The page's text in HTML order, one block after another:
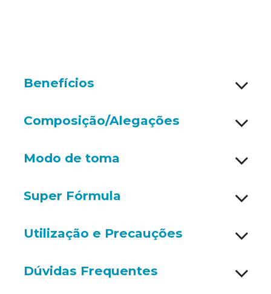
Benefícios
Composição/Alegações
Modo de toma
Super Fórmula
Utilização e Precauções
Dúvidas Frequentes